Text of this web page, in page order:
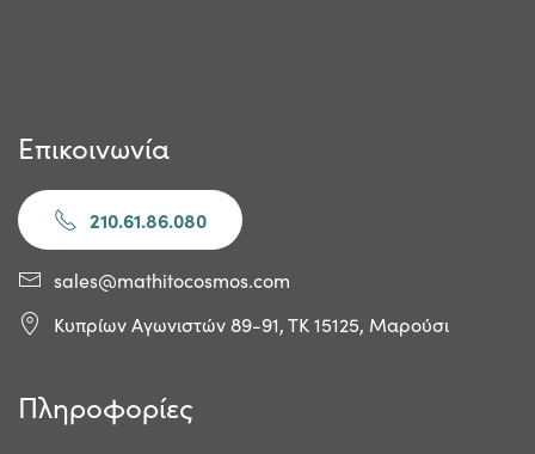
Επικοινωνία
210.61.86.080
sales@mathitocosmos.com
Κυπρίων Αγωνιστών 89-91, ΤΚ 15125, Μαρούσι
Πληροφορίες